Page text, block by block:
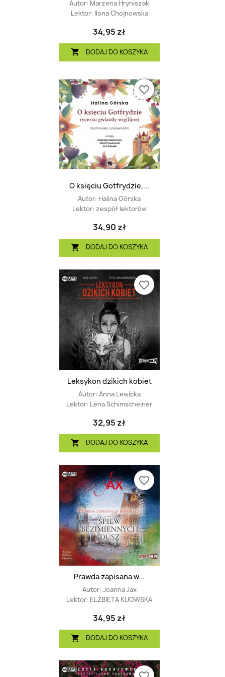
Autor: Marzena Hryniszak
Lektor: Ilona Chojnowska
34,95 zł
 DODAJ DO KOSZYKA
O księciu Gotfrydzie,...
Autor: Halina Górska
Lektor: zespół lektorów
34,90 zł
 DODAJ DO KOSZYKA
favorite_border
Leksykon dzikich kobiet
Autor: Anna Lewicka
Lektor: Lena Schimscheiner
32,95 zł
 DODAJ DO KOSZYKA
favorite_border
Prawda zapisana w...
Autor: Joanna Jax
Lektor: ELŻBIETA KIJOWSKA
34,95 zł
 DODAJ DO KOSZYKA
favorite_border